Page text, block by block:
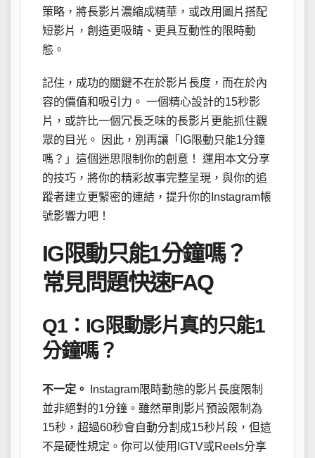
策略，將長影片濃縮成精華，或改用圖片搭配
短影片，創造更吸睛、更具互動性的限時動
態。
記住，成功的關鍵不在於影片長度，而在於內
容的價值和吸引力。 一個精心設計的15秒影
片，或許比一個冗長乏味的長影片更能抓住觀
眾的目光。 因此，別再讓「IG限動只能1分鐘
嗎？」這個迷思限制你的創意！ 運用本文分享
的技巧，將你的精彩故事完整呈現，與你的追
蹤者建立更緊密的連結，提升你的Instagram帳
號影響力吧！
IG限動只能1分鐘嗎？
常見問題快速FAQ
Q1：IG限動影片真的只能1
分鐘嗎？
不一定。
Instagram限時動態的影片長度限制
並非絕對的1分鐘。雖然單則影片預設限制為
15秒，超過60秒會自動分割成15秒片段，但這
不是硬性規定。你可以使用IGTV或Reels分享